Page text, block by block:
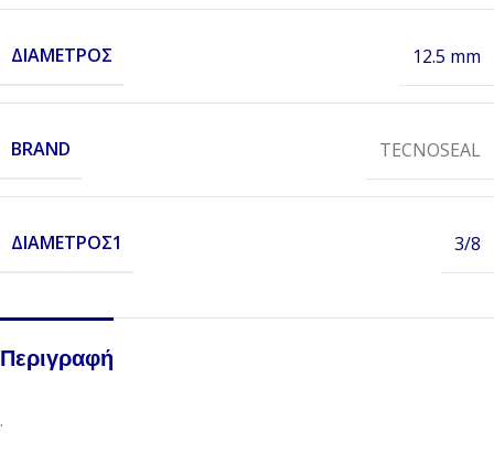
ΔΙΆΜΕΤΡΟΣ 12.5 mm
BRAND TECNOSEAL
ΔΙΆΜΕΤΡΟΣ1 3/8
Περιγραφή
.